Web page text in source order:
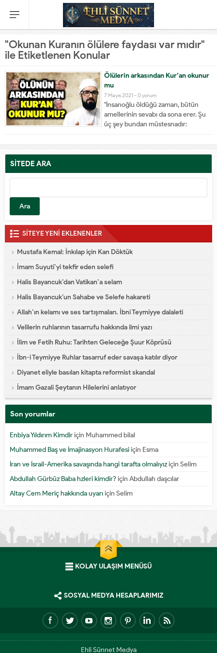
"Okunan Kuranın ölülere faydası var mıdır"
ile Etiketlenen Konular
Ölülerin arkasından Kur’an okunur
mu
7 Mayıs 2021 - 0 yorum
"İnsanoğlu öldüğü zaman, bütün
amellerinin sevabı da sona erer. Şu
üç şey bundan müstesnadır:
Sadaka-i câriye, istifade edilen ilim,
kendisine dua eden hayırlı evlat."(
Müslim, Vasiyyet 14. Ayrıca bk. Ebû
Nesâî, Vasâyâ 8) Hz. Talha...
SİTEDE ARA
SİTEYE YENİ EKLENENLER
Mustafa Kemal: İnkılap için Kan Döktük
İmam Suyuti’yi tekfir eden selefi
Halis Bayancuk’dan Vatikan’a selam
Halis Bayancuk’un Sahabe ve Selefe hakareti
Allah’ın kelamı ve ses tartışmaları. İbni Teymiyye dalaleti
Velilerin ruhlarının tasarrufu hakkında ilmi yazı
İlim ve Fetih Ruhu: Tarihten Geleceğe Şuur Köprüsü
İbn-i Teymiyye Ruhlar tasarruf eder savaşa katılır diyor
Diyanet eliyle basılan kitapta reformist skandal
İmam Gazali Şeytanın Hilelerini anlatıyor
Son yorumlar
Enbiya Yıldırım Kimdiriçin Muhammed bilal
Muhammed Baş ve İmajinasyon Hurafesiiçin Esma
İran ve İsrail-Amerika savaşında hangi tarafta olmalıyıziçin Selim
Abdullah Gürbüz Baba hzleri kimdir?için Abdullah daşcılar
Altay Cem Meriç hakkında uyarıiçin Selim
KOLAY ULAŞIM MENÜSÜ
SOSYAL MEDYA HESAPLARIMIZ
Ehli Sünnet Medya